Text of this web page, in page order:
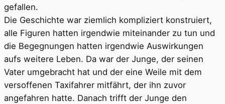
gefallen.
Die Geschichte war ziemlich kompliziert konstruiert,
alle Figuren hatten irgendwie miteinander zu tun und
die Begegnungen hatten irgendwie Auswirkungen
aufs weitere Leben. Da war der Junge, der seinen
Vater umgebracht hat und der eine Weile mit dem
versoffenen Taxifahrer mitfährt, der ihn zuvor
angefahren hatte. Danach trifft der Junge den